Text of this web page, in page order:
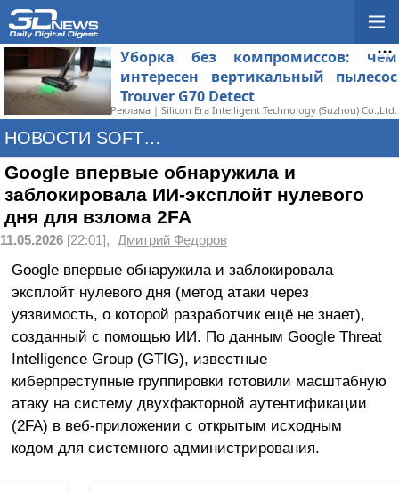
Уборка без компромиссов: чем
интересен вертикальный пылесос
Trouver G70 Detect
Реклама | Silicon Era Intelligent Technology (Suzhou) Co.,Ltd.
НОВОСТИ SOFTWARE
Google впервые обнаружила и
заблокировала ИИ-эксплойт нулевого
дня для взлома 2FA
11.05.2026 [22:01], Дмитрий Федоров
Google впервые обнаружила и заблокировала
эксплойт нулевого дня (метод атаки через
уязвимость, о которой разработчик ещё не знает),
созданный с помощью ИИ. По данным Google Threat
Intelligence Group (GTIG), известные
киберпреступные группировки готовили масштабную
атаку на систему двухфакторной аутентификации
(2FA) в веб-приложении с открытым исходным
кодом для системного администрирования.